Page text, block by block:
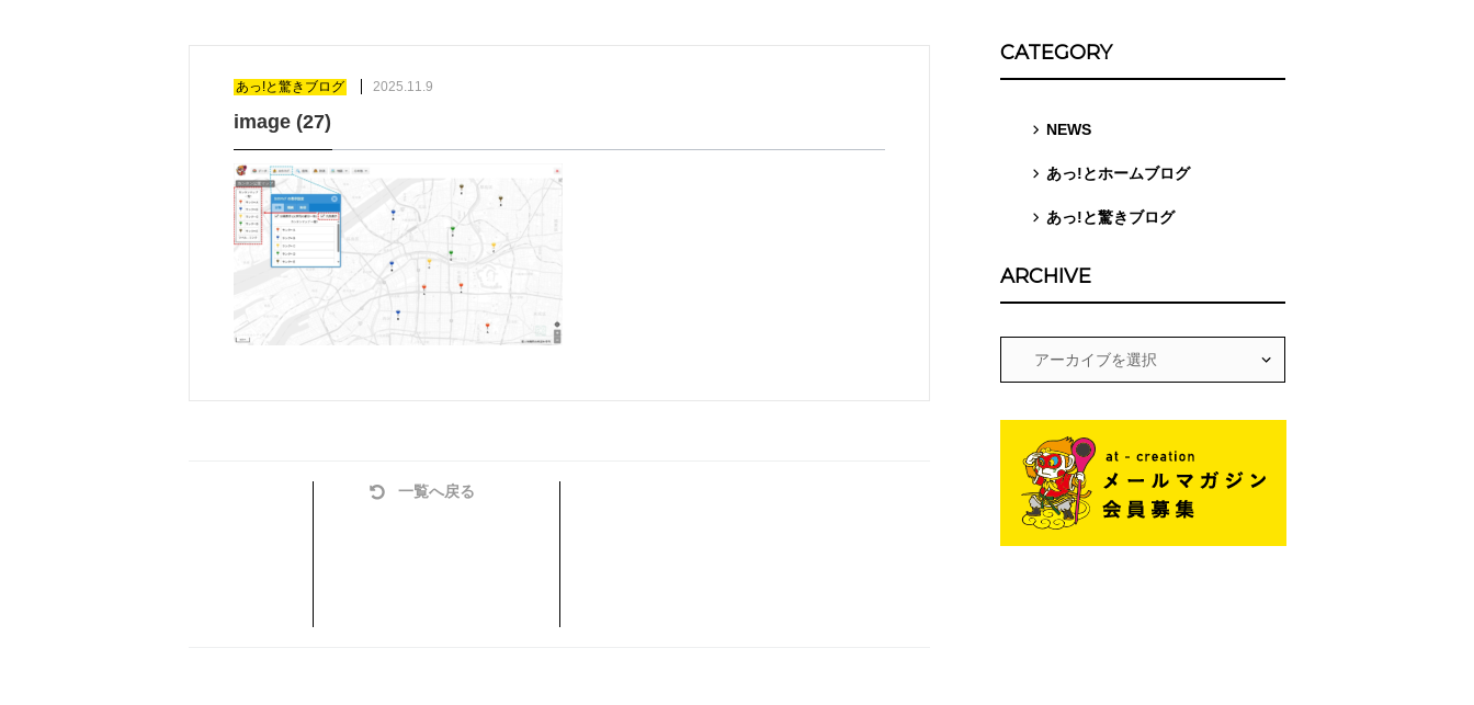
あっ!と驚きブログ 2025.11.9
image (27)
一覧へ戻る
CATEGORY
NEWS
あっ!とホームブログ
あっ!と驚きブログ
ARCHIVE